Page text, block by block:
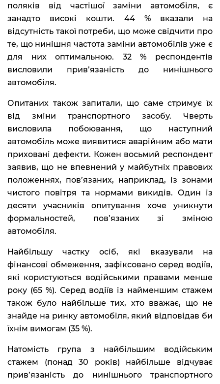
поляків від частішої заміни автомобіля, є
занадто високі кошти. 44 % вказали на
відсутність такої потреби, що може свідчити про
те, що нинішня частота заміни автомобілів уже є
для них оптимальною. 32 % респондентів
висловили прив’язаність до нинішнього
автомобіля.
Опитаних також запитали, що саме стримує їх
від зміни транспортного засобу. Чверть
висловила побоювання, що наступний
автомобіль може виявитися аварійним або мати
приховані дефекти. Кожен восьмий респондент
заявив, що не впевнений у майбутніх правових
положеннях, пов’язаних, наприклад, із зонами
чистого повітря та нормами викидів. Один із
десяти учасників опитування хоче уникнути
формальностей, пов’язаних зі зміною
автомобіля.
Найбільшу частку осіб, які вказували на
фінансові обмеження, зафіксовано серед водіїв,
які користуються водійськими правами менше
року (65 %). Серед водіїв із найменшим стажем
також було найбільше тих, хто вважає, що не
знайде на ринку автомобіля, який відповідав би
їхнім вимогам (35 %).
Натомість група з найбільшим водійським
стажем (понад 30 років) найбільше відчуває
прив’язаність до нинішнього транспортного